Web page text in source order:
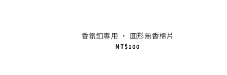
香氛釦專用 · 圓形無香棉片
NT$100